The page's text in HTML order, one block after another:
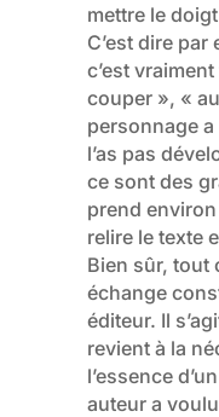
mettre le
C’est dire
c’est
couper », «
personnage
l’as pas
ce sont des
prend
relire le texte
Bien sûr, tout
échange
éditeur. Il
revient à la
l’essence
auteur a